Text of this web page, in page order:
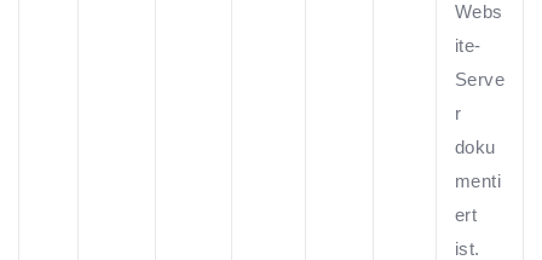
Webs
ite-
Serve
r
doku
menti
ert
ist.